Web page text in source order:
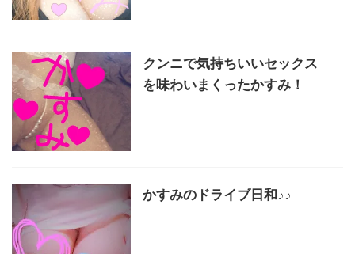
クンニで気持ちいいセックス
を味わいまくったかすみ！
かすみのドライブ日和♪♪